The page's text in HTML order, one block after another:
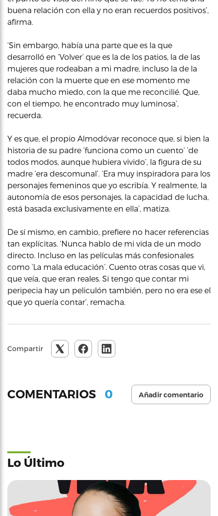
buena relación con ella y no eran recuerdos positivos’,
afirma.
‘Sin embargo, había una parte que es la que
desarrolló en ‘Volver’ que es la de los patios, la de las
mujeres que rodeaban a mi madre, incluso la de la
relación con la muerte que en ese momento me
daba mucho miedo, con la que me reconcilié. Que,
con el tiempo, he encontrado muy luminosa’,
recuerda.
Y es que, el propio Almodóvar reconoce que, si bien la
historia de su padre ‘funciona como un cuento’ ‘de
todos modos, aunque hubiera vivido’, la figura de su
madre ‘era descomunal’. ‘Era muy inspiradora para los
personajes femeninos que yo escribía. Y realmente, la
autonomía de esos personajes, la capacidad de lucha,
está basada exclusivamente en ella’, matiza.
De sí mismo, en cambio, prefiere no hacer referencias
tan explícitas. ‘Nunca hablo de mi vida de un modo
directo. Incluso en las películas más confesionales
como ‘La mala educación’. Cuento otras cosas que vi,
que veía, que eran reales. Si tengo que contar mi
peripecia hay un peliculón también, pero no era ese el
que yo quería contar’, remacha.
Compartir
COMENTARIOS 0 Añadir comentario
Lo Último